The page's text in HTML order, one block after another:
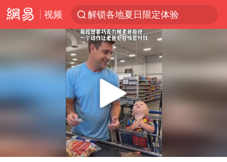
视频
解锁各地夏日限定体验
四川宜宾市珙县发生3.4级地震
白海豚将正面袭击贯穿浙江
香港宏福苑火灾或由烟头引起
中国父女泰国骑摩托车坠崖1死1伤
浙江台州《告全体市民书》
Play